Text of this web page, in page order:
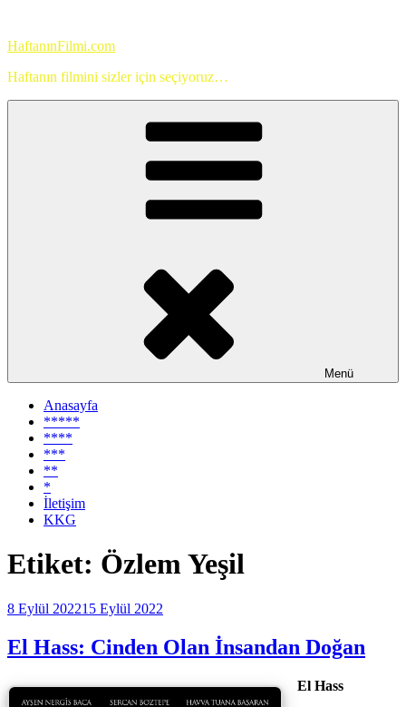
HaftanınFilmi.com
Haftanın filmini sizler için seçiyoruz…
Menü
Anasayfa
*****
****
***
**
*
İletişim
KKG
Etiket: Özlem Yeşil
Yayım
8 Eylül 202215 Eylül 2022
El Hass: Cinden Olan İnsandan Doğan
El Hass